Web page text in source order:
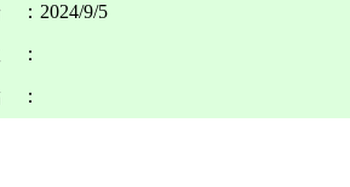
：2024/9/5
：
：